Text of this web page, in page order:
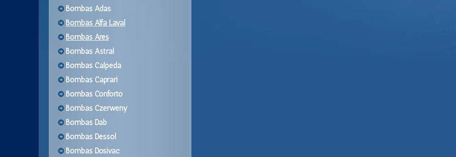
Bombas Adas
Bombas Alfa Laval
Bombas Ares
Bombas Astral
Bombas Calpeda
Bombas Caprari
Bombas Conforto
Bombas Czerweny
Bombas Dab
Bombas Dessol
Bombas Dosivac